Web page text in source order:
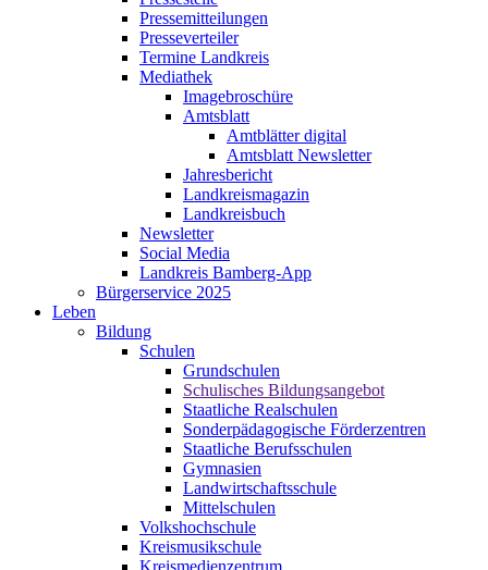
Pressemitteilungen
Presseverteiler
Termine Landkreis
Mediathek
Imagebroschüre
Amtsblatt
Amtblätter digital
Amtsblatt Newsletter
Jahresbericht
Landkreismagazin
Landkreisbuch
Newsletter
Social Media
Landkreis Bamberg-App
Bürgerservice 2025
Leben
Bildung
Schulen
Grundschulen
Schulisches Bildungsangebot
Staatliche Realschulen
Sonderpädagogische Förderzentren
Staatliche Berufsschulen
Gymnasien
Landwirtschaftsschule
Mittelschulen
Volkshochschule
Kreismusikschule
Kreismedienzentrum